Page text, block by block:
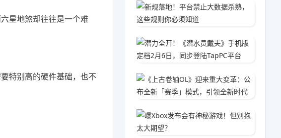
星地煞却往往是一个难
特别高的硬件基础，也不